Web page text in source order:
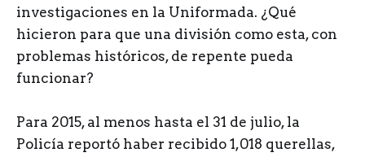
investigaciones en la Uniformada. ¿Qué
hicieron para que una división como esta, con
problemas históricos, de repente pueda
funcionar?
Para 2015, al menos hasta el 31 de julio, la
Policía reportó haber recibido 1,018 querellas,